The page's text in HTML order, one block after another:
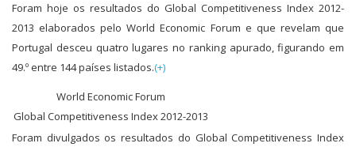
Foram hoje os resultados do Global Competitiveness Index 2012-
2013 elaborados pelo World Economic Forum e que revelam que
Portugal desceu quatro lugares no ranking apurado, figurando em
49.º entre 144 países listados.(+)
World Economic Forum
Global Competitiveness Index 2012-2013
Foram divulgados os resultados do Global Competitiveness Index